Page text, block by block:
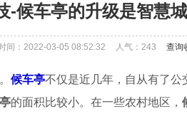
-候车亭的升级是智慧
间：2022-03-05 08:52:32 人气： 243 查询
候车亭不仅是近几年，自从有了公
的面积比较小。在一些农村地区，